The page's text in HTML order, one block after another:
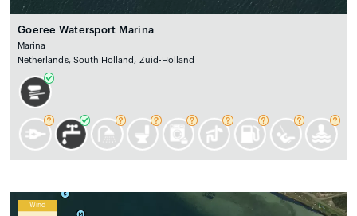
Goeree Watersport Marina
Marina
Netherlands, South Holland, Zuid-Holland
Wind